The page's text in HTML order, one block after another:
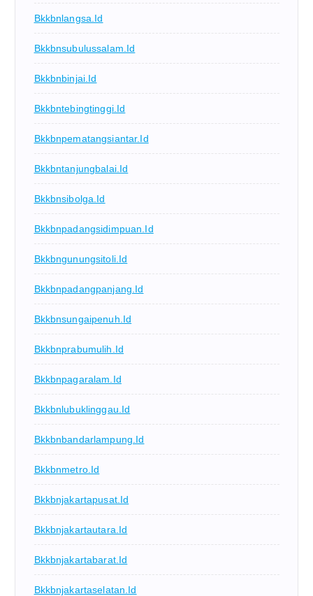
Bkkbnlangsa.id
Bkkbnsubulussalam.id
Bkkbnbinjai.id
Bkkbntebingtinggi.id
Bkkbnpematangsiantar.id
Bkkbntanjungbalai.id
Bkkbnsibolga.id
Bkkbnpadangsidimpuan.id
Bkkbngunungsitoli.id
Bkkbnpadangpanjang.id
Bkkbnsungaipenuh.id
Bkkbnprabumulih.id
Bkkbnpagaralam.id
Bkkbnlubuklinggau.id
Bkkbnbandarlampung.id
Bkkbnmetro.id
Bkkbnjakartapusat.id
Bkkbnjakartautara.id
Bkkbnjakartabarat.id
Bkkbnjakartaselatan.id